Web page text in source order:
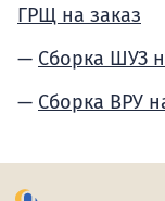
ГРЩ на заказ
Сборка ШУЗ
Сборка ВРУ